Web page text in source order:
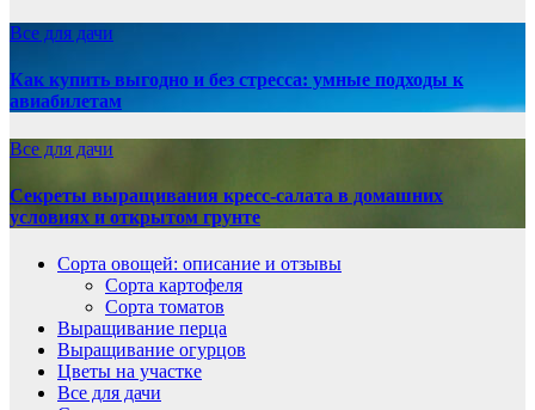
Все для дачи
Как купить выгодно и без стресса: умные подходы к
авиабилетам
Все для дачи
Секреты выращивания кресс-салата в домашних
условиях и открытом грунте
Сорта овощей: описание и отзывы
Сорта картофеля
Сорта томатов
Выращивание перца
Выращивание огурцов
Цветы на участке
Все для дачи